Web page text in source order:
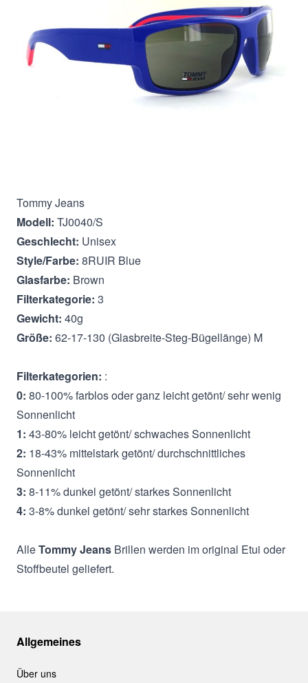
Versandkosten
Menge
In den Warenkorb
Tommy Jeans
Modell: TJ0040/S
Geschlecht: Unisex
Style/Farbe: 8RUIR Blue
Glasfarbe: Brown
Filterkategorie: 3
Gewicht: 40g
Größe: 62-17-130 (Glasbreite-Steg-Bügellänge) M
Filterkategorien: :
0: 80-100% farblos oder ganz leicht getönt/ sehr wenig
Sonnenlicht
1: 43-80% leicht getönt/ schwaches Sonnenlicht
2: 18-43% mittelstark getönt/ durchschnittliches
Sonnenlicht
3: 8-11% dunkel getönt/ starkes Sonnenlicht
4: 3-8% dunkel getönt/ sehr starkes Sonnenlicht
AlleTommy Jeans Brillen werden im original Etui oder
Stoffbeutel geliefert.
Allgemeines
Über uns